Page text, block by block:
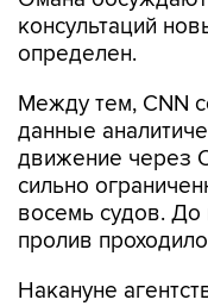
консультаций
определен.
Между тем, CNN
данные
движение через
сильно
восемь судов. До
пролив
Накануне